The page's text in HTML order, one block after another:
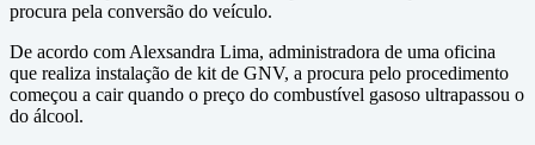
procura pela conversão do veículo.
De acordo com Alexsandra Lima, administradora de uma oficina
que realiza instalação de kit de GNV, a procura pelo procedimento
começou a cair quando o preço do combustível gasoso ultrapassou o
do álcool.